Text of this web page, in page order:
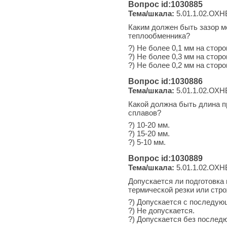
Вопрос id:1030885
Тема/шкала:
Каким должен быть зазор
теплообменника?
?) Не более 0,1 мм на
?) Не более 0,3 мм на
?) Не более 0,2 мм на
Вопрос id:1030886
Тема/шкала:
Какой должна быть длина
сплавов?
?) 10-20 мм.
?) 15-20 мм.
?) 5-10 мм.
Вопрос id:1030889
Тема/шкала:
Допускается ли
термической резки или
?) Допускается с
?) Не допускается.
?) Допускается без